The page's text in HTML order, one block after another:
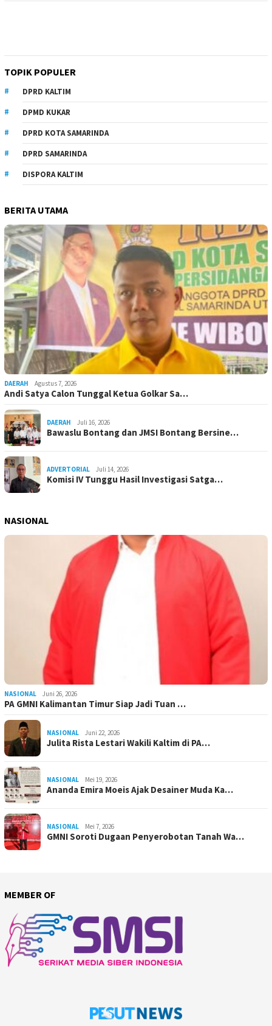
TOPIK POPULER
DPRD KALTIM
DPMD KUKAR
DPRD KOTA SAMARINDA
DPRD SAMARINDA
DISPORA KALTIM
BERITA UTAMA
DAERAH Agustus 7, 2026
Andi Satya Calon Tunggal Ketua Golkar Sa…
DAERAH Juli 16, 2026
Bawaslu Bontang dan JMSI Bontang Bersine…
ADVERTORIAL Juli 14, 2026
Komisi IV Tunggu Hasil Investigasi Satga…
NASIONAL
NASIONAL Juni 26, 2026
PA GMNI Kalimantan Timur Siap Jadi Tuan …
NASIONAL Juni 22, 2026
Julita Rista Lestari Wakili Kaltim di PA…
NASIONAL Mei 19, 2026
Ananda Emira Moeis Ajak Desainer Muda Ka…
NASIONAL Mei 7, 2026
GMNI Soroti Dugaan Penyerobotan Tanah Wa…
MEMBER OF